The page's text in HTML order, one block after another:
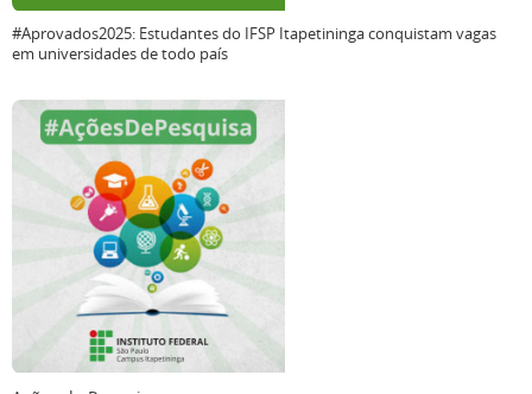
#Aprovados2025: Estudantes do IFSP Itapetininga conquistam vagas
em universidades de todo país